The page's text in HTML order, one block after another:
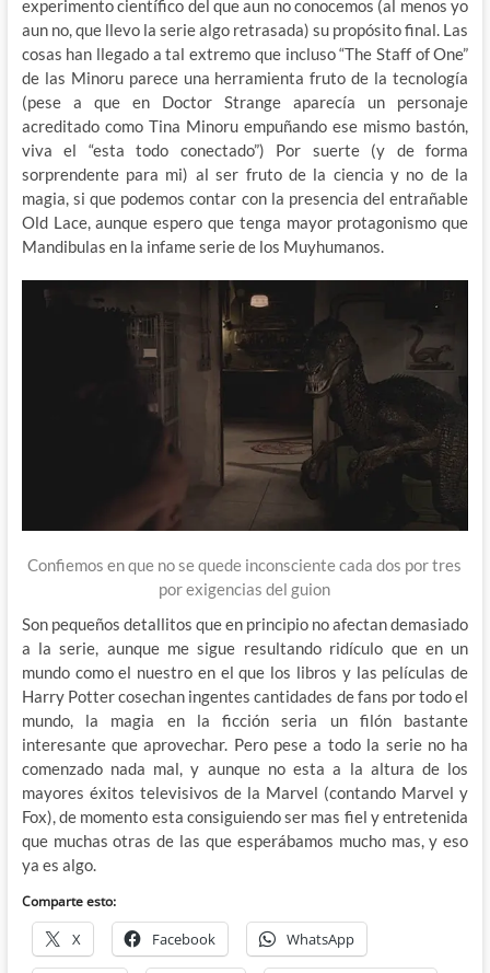
experimento científico del que aun no conocemos (al menos yo
aun no, que llevo la serie algo retrasada) su propósito final. Las
cosas han llegado a tal extremo que incluso “The Staff of One”
de las Minoru parece una herramienta fruto de la tecnología
(pese a que en Doctor Strange aparecía un personaje
acreditado como Tina Minoru empuñando ese mismo bastón,
viva el “esta todo conectado”) Por suerte (y de forma
sorprendente para mi) al ser fruto de la ciencia y no de la
magia, si que podemos contar con la presencia del entrañable
Old Lace, aunque espero que tenga mayor protagonismo que
Mandibulas en la infame serie de los Muyhumanos.
Confiemos en que no se quede inconsciente cada dos por tres
por exigencias del guion
Son pequeños detallitos que en principio no afectan demasiado
a la serie, aunque me sigue resultando ridículo que en un
mundo como el nuestro en el que los libros y las películas de
Harry Potter cosechan ingentes cantidades de fans por todo el
mundo, la magia en la ficción seria un filón bastante
interesante que aprovechar. Pero pese a todo la serie no ha
comenzado nada mal, y aunque no esta a la altura de los
mayores éxitos televisivos de la Marvel (contando Marvel y
Fox), de momento esta consiguiendo ser mas fiel y entretenida
que muchas otras de las que esperábamos mucho mas, y eso
ya es algo.
Comparte esto:
X Facebook WhatsApp